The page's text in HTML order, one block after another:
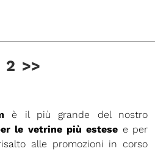
2 >>
è il più grande del nostro
le vetrine più estese e per
alle promozioni in corso